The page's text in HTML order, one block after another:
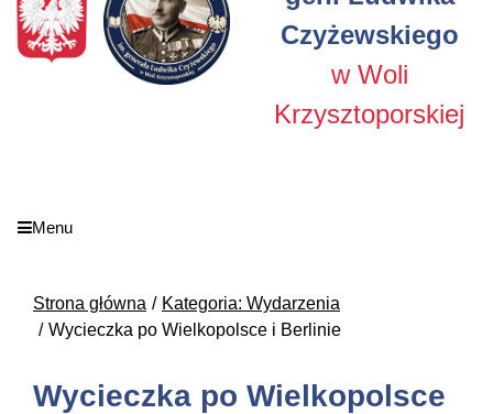
Czyżewskiego
w Woli
Krzysztoporskiej
Menu
Strona główna
Kategoria: Wydarzenia
Wycieczka po Wielkopolsce i Berlinie
Wycieczka po Wielkopolsce